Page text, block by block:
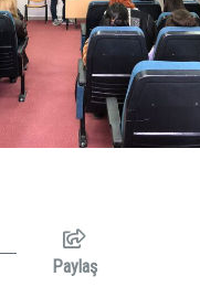
Paylaş